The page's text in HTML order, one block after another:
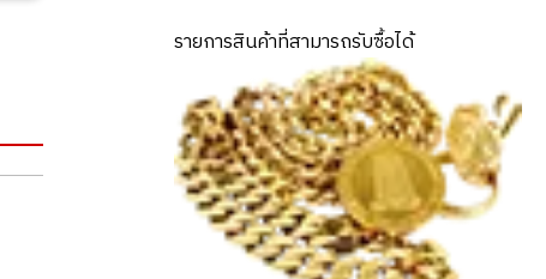
รายการสินค้าที่สามารถรับซื้อได้